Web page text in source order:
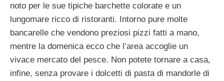
noto per le sue tipiche barchette colorate e un
lungomare ricco di ristoranti. Intorno pure molte
bancarelle che vendono preziosi pizzi fatti a mano,
mentre la domenica ecco che l’area accoglie un
vivace mercato del pesce. Non potete tornare a casa,
infine, senza provare i dolcetti di pasta di mandorle di